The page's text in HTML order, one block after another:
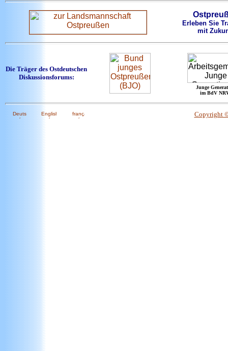
Erleben Sie
mit
Die Träger des Ostdeutschen
Diskussionsforums:
Junge
im BdV
Copyright